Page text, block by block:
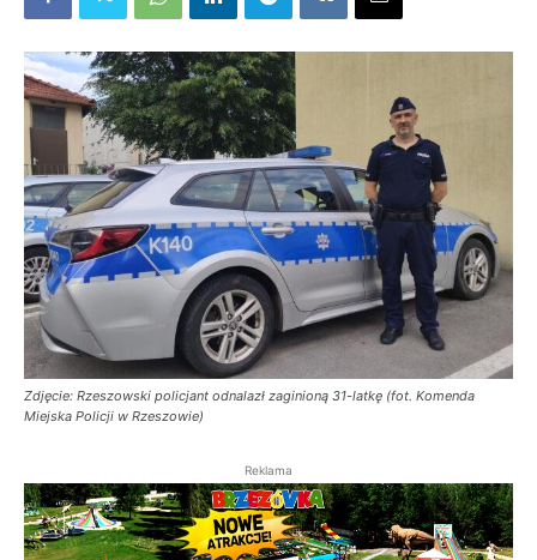
Zdjęcie: Rzeszowski policjant odnalazł zaginioną 31-latkę (fot. Komenda
Miejska Policji w Rzeszowie)
Reklama